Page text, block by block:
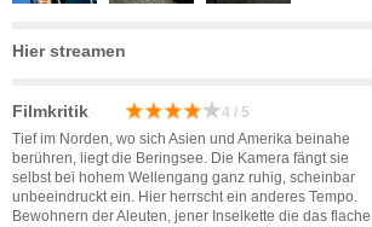
Hier streamen
Filmkritik 4 / 5
Tief im Norden, wo sich Asien und Amerika beinahe
berühren, liegt die Beringsee. Die Kamera fängt sie
selbst bei hohem Wellengang ganz ruhig, scheinbar
unbeeindruckt ein. Hier herrscht ein anderes Tempo.
Bewohnern der Aleuten, jener Inselkette die das flache